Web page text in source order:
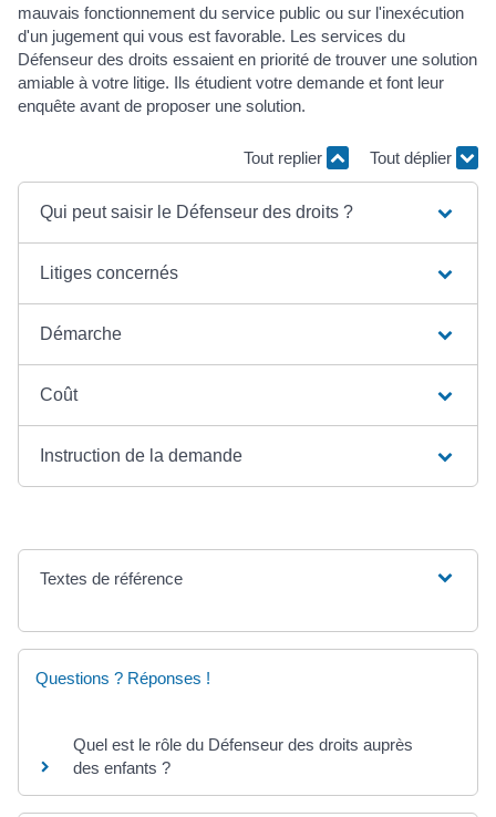
mauvais fonctionnement du service public ou sur l'inexécution
d'un jugement qui vous est favorable. Les services du
Défenseur des droits essaient en priorité de trouver une solution
amiable à votre litige. Ils étudient votre demande et font leur
enquête avant de proposer une solution.
Tout replier Tout déplier
Qui peut saisir le Défenseur des droits ?
Litiges concernés
Démarche
Coût
Instruction de la demande
Textes de référence
Questions ? Réponses !
Quel est le rôle du Défenseur des droits auprès
des enfants ?